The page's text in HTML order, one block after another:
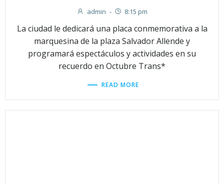
admin - 8:15 pm
La ciudad le dedicará una placa conmemorativa a la
marquesina de la plaza Salvador Allende y
programará espectáculos y actividades en su
recuerdo en Octubre Trans*
READ MORE